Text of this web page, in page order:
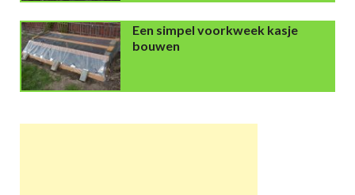
Een simpel voorkweek kasje
bouwen